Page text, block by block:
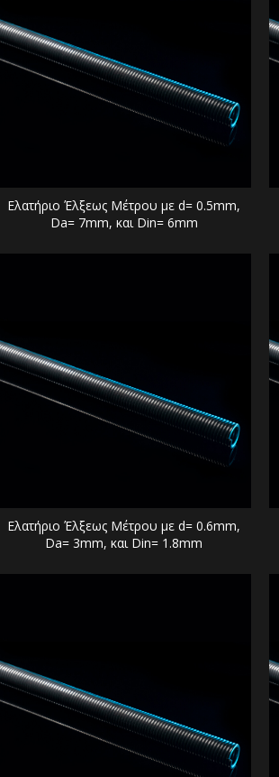
Ελατήριο Έλξεως Μέτρου με d= 0.5mm,
Da= 7mm, και Din= 6mm
Ελατήριο Έλξεως Μέτρου με d= 0.6mm,
Da= 3mm, και Din= 1.8mm